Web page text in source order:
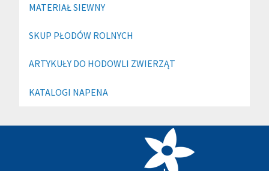
MATERIAŁ SIEWNY
SKUP PŁODÓW ROLNYCH
ARTYKUŁY DO HODOWLI ZWIERZĄT
KATALOGI NAPENA